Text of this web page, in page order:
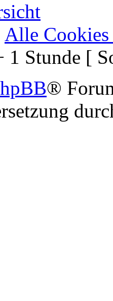
Alle Cookies
1 Stunde [
®